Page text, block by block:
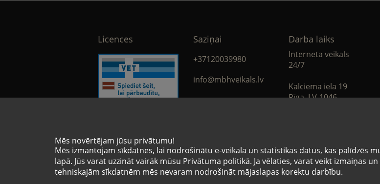
Mēs novērtējam jūsu privātumu!
Mēs izmantojam sīkdatnes, lai nodrošinātu e-veikala un statistikas datus, kas palīdzēs
lapā. Jūs varat uzzināt vairāk mūsu Privātuma politikā. Ja vēlaties, varat veikt izmaiņas
tehniskajām sīkdatnēm mēs nevaram nodrošināt mājaslapas korektu darbību.
Licences
Licences numurs
VA-9936453
Saziņai
+37120039980
info@mbhveikals.lv
Darba laiks
Interneta veikals
24/7
Kalciema iela 19
Rīga, LV-1046